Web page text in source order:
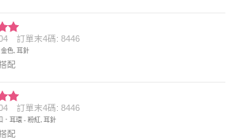
訂單末4碼: 8446
色, 耳針
配
訂單末4碼: 8446
．耳環 - 粉紅, 耳針
配